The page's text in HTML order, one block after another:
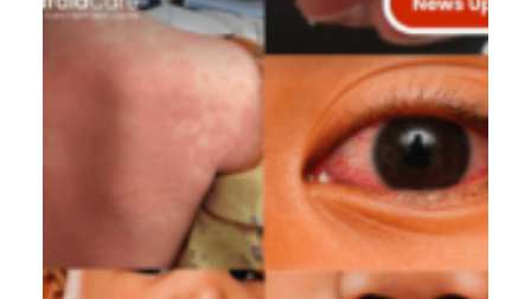
July 10, 2026/Blog